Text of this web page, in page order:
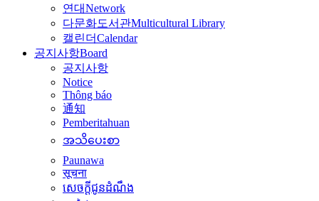
연대Network
다문화도서관Multicultural Library
캘린더Calendar
공지사항Board
공지사항
Notice
Thông báo
通知
Pemberitahuan
အသိပေးစာ
Paunawa
सूचना
សេចក្តីជូនដំណឹង